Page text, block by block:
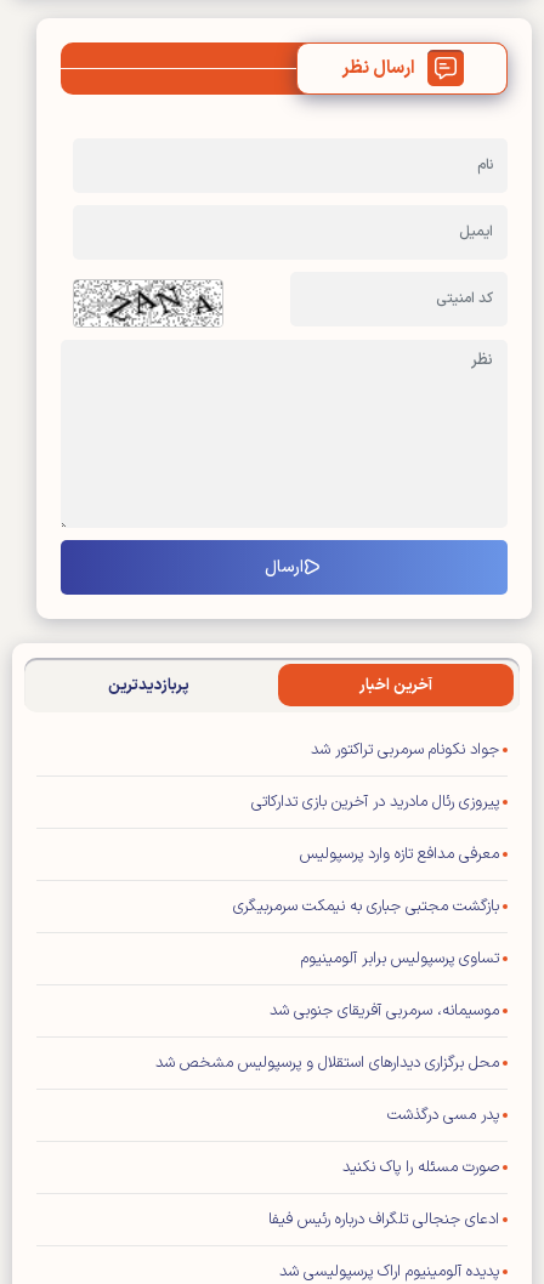
ارسال نظر
آخرین اخبار پربازدیدترین
جواد نکونام سرمربی تراکتور شد
پیروزی رئال مادرید در آخرین بازی تدارکاتی
معرفی مدافع تازه وارد پرسپولیس
بازگشت مجتبی جباری به نیمکت سرمربیگری
تساوی پرسپولیس برابر آلومینیوم
موسیمانه، سرمربی آفریقای جنوبی شد
محل برگزاری دیدار‌های استقلال و پرسپولیس مشخص شد
پدر مسی درگذشت
صورت مسئله را پاک نکنید
ادعای جنجالی تلگراف درباره رئیس فیفا
پدیده آلومینیوم اراک پرسپولیسی شد